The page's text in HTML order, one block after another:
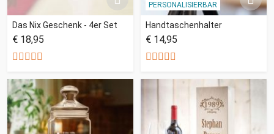
Das Nix Geschenk - 4er Set
€ 18,95
PERSONALISIERBAR
Handtaschenhalter
€ 14,95